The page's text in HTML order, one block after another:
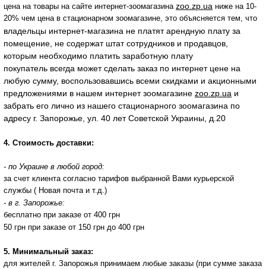
цена на товары на сайте интернет-зоомагазина zoo.zp.ua ниже на 10-
20% чем цена в стационарном зоомагазине, это объясняется тем, что
владельцы интернет-магазина не платят арендную плату за
помещение, не содержат штат сотрудников и продавцов,
которым необходимо платить заработную плату
покупатель всегда может сделать заказ по интернет цене на
любую сумму, воспользовавшись всеми скидками и акционными
предложениями в нашем интернет зоомагазине zoo.zp.ua и
забрать его лично из нашего стационарного зоомагазина по
адресу г. Запорожье, ул. 40 лет Советской Украины, д.20
4. Стоимость доставки:
- по Украине в любой город:
за счет клиента согласно тарифов выбранной Вами курьерской
службы ( Новая почта и т.д.)
- в г. Запорожье:
бесплатно при заказе от 400 грн
50 грн при заказе от 150 грн до 400 грн
5. Минимальный заказ:
для жителей г. Запорожья принимаем любые заказы (при сумме заказа